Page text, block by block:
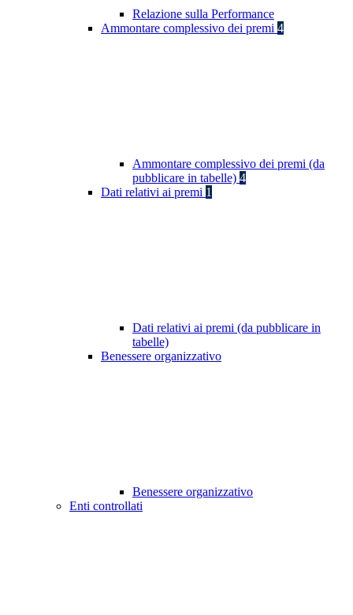
Relazione sulla Performance
Ammontare complessivo dei premi 4
Ammontare complessivo dei premi (da
pubblicare in tabelle) 4
Dati relativi ai premi 1
Dati relativi ai premi (da pubblicare in
tabelle)
Benessere organizzativo
Benessere organizzativo
Enti controllati